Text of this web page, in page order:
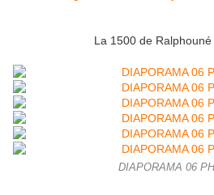
La 1500 de
DIAPORAMA 06